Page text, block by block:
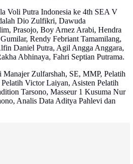
Voli Putra Indonesia ke 4th SEA V
Dio Zulfikri, Dawuda
Prasojo, Boy Arnez Arabi, Hendra
Rendy Febriant Tamamilang,
Daniel Putra, Agil Angga Anggara,
Abhinaya, Fahri Septian Putrama.
Manajer Zulfarshah, SE, MMP, Pelatih
Victor Laiyan, Asisten Pelatih
Tarsono, Masseur 1 Kusuma Nur
Analis Data Aditya Pahlevi dan